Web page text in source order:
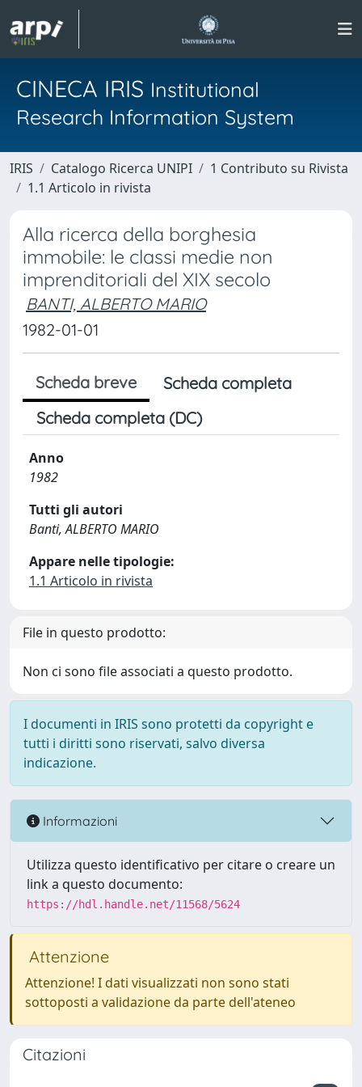
CINECA IRIS Institutional
Research Information System
IRIS Catalogo Ricerca UNIPI
1 Contributo su Rivista
1.1 Articolo in rivista
Alla ricerca della borghesia
immobile: le classi medie non
imprenditoriali del XIX secolo
BANTI, ALBERTO MARIO
1982-01-01
Scheda breve
Scheda completa
Scheda completa (DC)
Anno
1982
Tutti gli autori
Banti, ALBERTO MARIO
Appare nelle tipologie:
1.1 Articolo in rivista
File in questo prodotto:
Non ci sono file associati a questo prodotto.
I documenti in IRIS sono protetti da copyright e
tutti i diritti sono riservati, salvo diversa
indicazione.
Informazioni
Utilizza questo identificativo per citare o creare un
link a questo documento:
https://hdl.handle.net/11568/5624
Attenzione
Attenzione! I dati visualizzati non sono stati
sottoposti a validazione da parte dell'ateneo
Citazioni